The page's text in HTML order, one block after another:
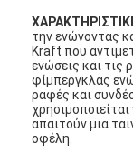
την ενώνοντας
Kraft που
ενώσεις και τις
φίμπεργκλας
ραφές και
απαιτούν μια
οφέλη.